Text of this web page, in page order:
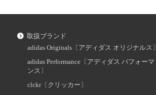
取扱ブランド
adidas Originals〔アディダス オリジナルス〕
adidas Performance〔アディダス パフォーマ
ンス〕
clckr〔クリッカー〕